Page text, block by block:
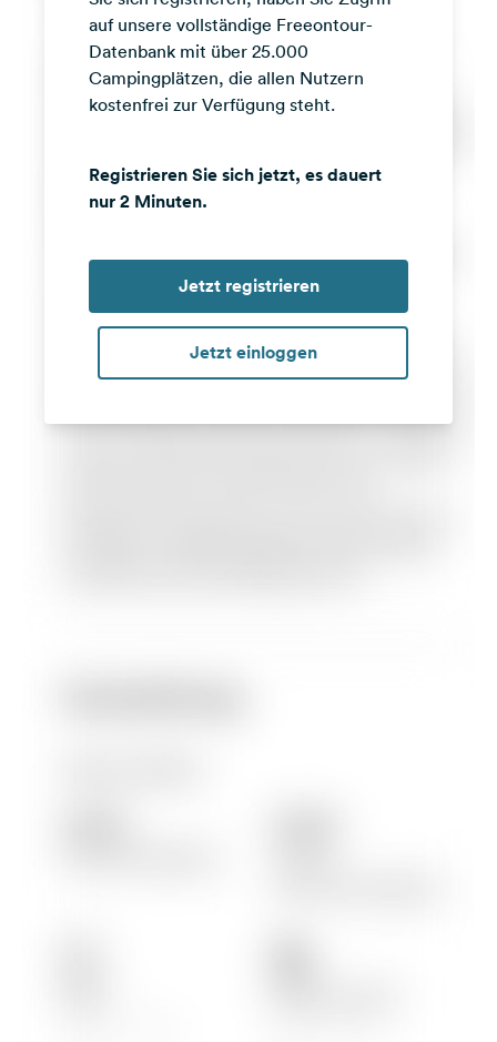
auf unsere vollständige Freeontour-
Datenbank mit über 25.000
Campingplätzen, die allen Nutzern
kostenfrei zur Verfügung steht.
Registrieren Sie sich jetzt, es dauert
nur 2 Minuten.
Jetzt registrieren
Jetzt einloggen